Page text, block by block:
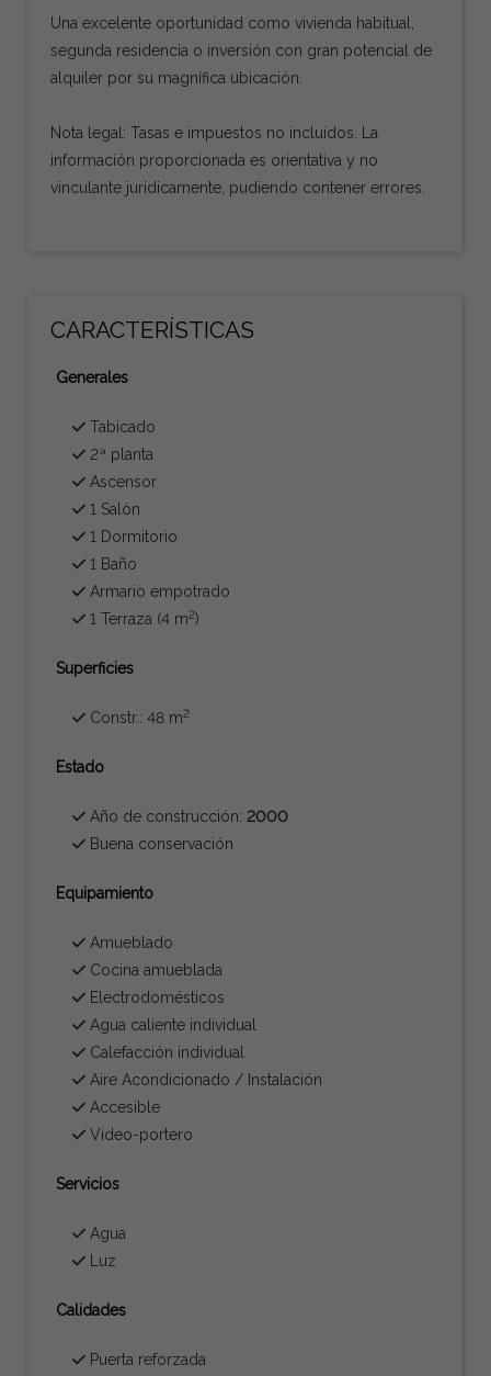
Una excelente oportunidad como vivienda habitual,
segunda residencia o inversión con gran potencial de
alquiler por su magnífica ubicación.
Nota legal: Tasas e impuestos no incluidos. La
información proporcionada es orientativa y no
vinculante jurídicamente, pudiendo contener errores.
CARACTERÍSTICAS
Generales
Tabicado
2ª planta
Ascensor
1 Salón
1 Dormitorio
1 Baño
Armario empotrado
1 Terraza (4 m2)
Superficies
Constr.: 48 m2
Estado
Año de construcción: 2000
Buena conservación
Equipamiento
Amueblado
Cocina amueblada
Electrodomésticos
Agua caliente individual
Calefacción individual
Aire Acondicionado / Instalación
Accesible
Video-portero
Servicios
Agua
Luz
Calidades
Puerta reforzada